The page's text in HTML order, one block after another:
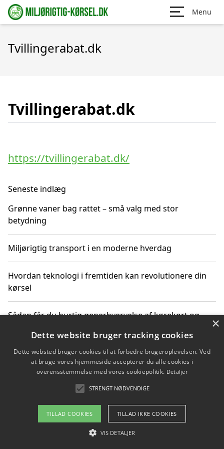
Menu
Tvillingerabat.dk
Tvillingerabat.dk
https://tvillingerabat.dk/
Seneste indlæg
Grønne vaner bag rattet – små valg med stor
betydning
Miljørigtig transport i en moderne hverdag
Hvordan teknologi i fremtiden kan revolutionere din
kørsel
Sådan får du hurtig generhvervelse af kørekort og
Sådan lærer du miljørigtig kørsel hos en køreskole i
Gentofte
Copyright 2026 - Pilanto Aps
Om / kontakt
×
Dette website bruger tracking cookies
Dette websted bruger cookies til at forbedre brugeroplevelsen. Ved
at bruge vores hjemmeside accepterer du alle cookies i
overensstemmelse med vores cookiepolitik. Detaljer
STRENGT NØDVENDIGE
TILLAD COOKIES TILLAD IKKE COOKIES
VIS DETALJER